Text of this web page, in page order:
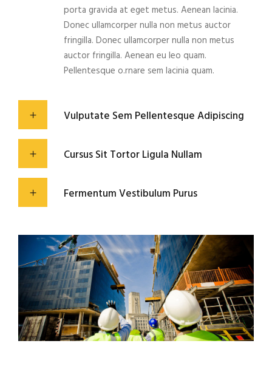
porta gravida at eget metus. Aenean lacinia.
Donec ullamcorper nulla non metus auctor
fringilla. Donec ullamcorper nulla non metus
auctor fringilla. Aenean eu leo quam.
Pellentesque o.rnare sem lacinia quam.
Vulputate Sem Pellentesque Adipiscing
Cursus Sit Tortor Ligula Nullam
Fermentum Vestibulum Purus